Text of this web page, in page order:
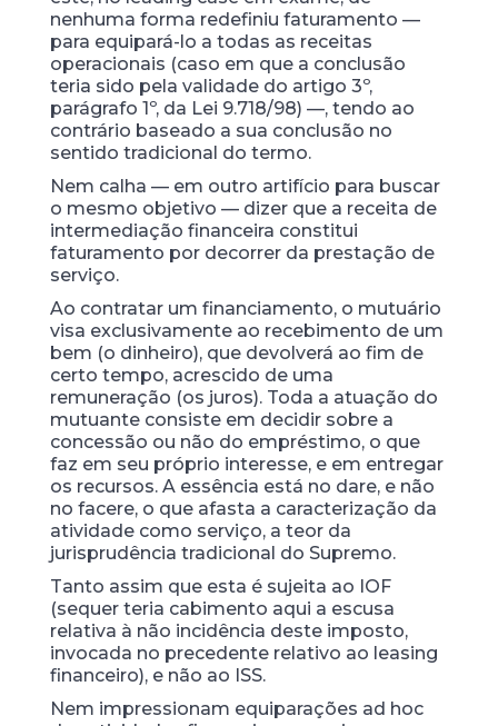
nenhuma forma redefiniu faturamento —
para equipará-lo a todas as receitas
operacionais (caso em que a conclusão
teria sido pela validade do artigo 3º,
parágrafo 1º, da Lei 9.718/98) —, tendo ao
contrário baseado a sua conclusão no
sentido tradicional do termo.
Nem calha — em outro artifício para buscar
o mesmo objetivo — dizer que a receita de
intermediação financeira constitui
faturamento por decorrer da prestação de
serviço.
Ao contratar um financiamento, o mutuário
visa exclusivamente ao recebimento de um
bem (o dinheiro), que devolverá ao fim de
certo tempo, acrescido de uma
remuneração (os juros). Toda a atuação do
mutuante consiste em decidir sobre a
concessão ou não do empréstimo, o que
faz em seu próprio interesse, e em entregar
os recursos. A essência está no dare, e não
no facere, o que afasta a caracterização da
atividade como serviço, a teor da
jurisprudência tradicional do Supremo.
Tanto assim que esta é sujeita ao IOF
(sequer teria cabimento aqui a escusa
relativa à não incidência deste imposto,
invocada no precedente relativo ao leasing
financeiro), e não ao ISS.
Nem impressionam equiparações ad hoc